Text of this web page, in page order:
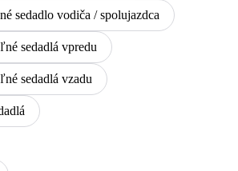
sedadlo vodiča / spolujazdca
sedadlá vpredu
sedadlá vzadu